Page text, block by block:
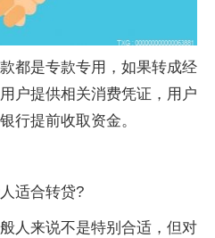
都是专款专用，如果转成经
户提供相关消费凭证，用户
行提前收取资金。
适合转贷?
人来说不是特别合适，但对